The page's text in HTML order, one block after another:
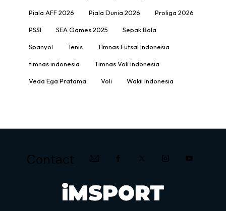
Piala AFF 2026 Piala Dunia 2026 Proliga 2026
PSSI SEA Games 2025 Sepak Bola
Spanyol Tenis TImnas Futsal Indonesia
timnas indonesia Timnas Voli indonesia
Veda Ega Pratama Voli Wakil Indonesia
Contact